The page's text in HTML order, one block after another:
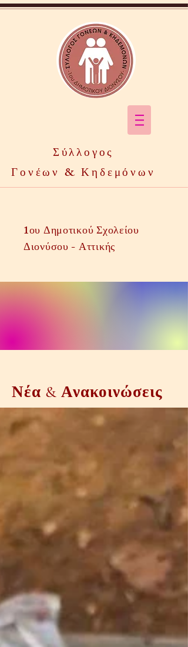
Σύλλογος
Γονέων & Κηδεμόνων
1ου Δημοτικού Σχολείου
Διονύσου - Αττικής
Νέα & Ανακοινώσεις